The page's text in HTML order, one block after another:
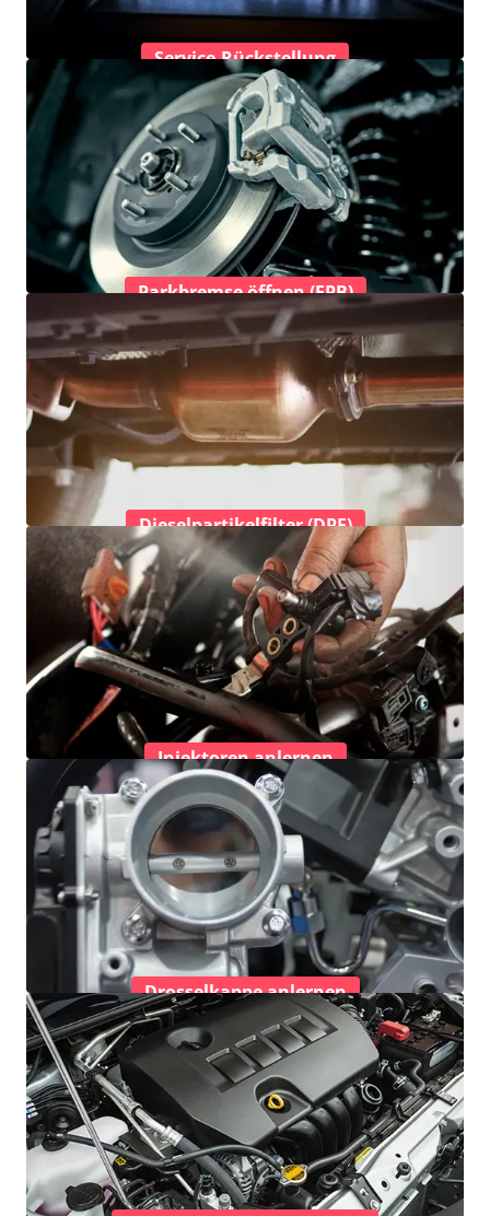
Service-Rückstellung
Parkbremse öffnen (EPB)
Dieselpartikelfilter (DPF)
Injektoren anlernen
Drosselkappe anlernen